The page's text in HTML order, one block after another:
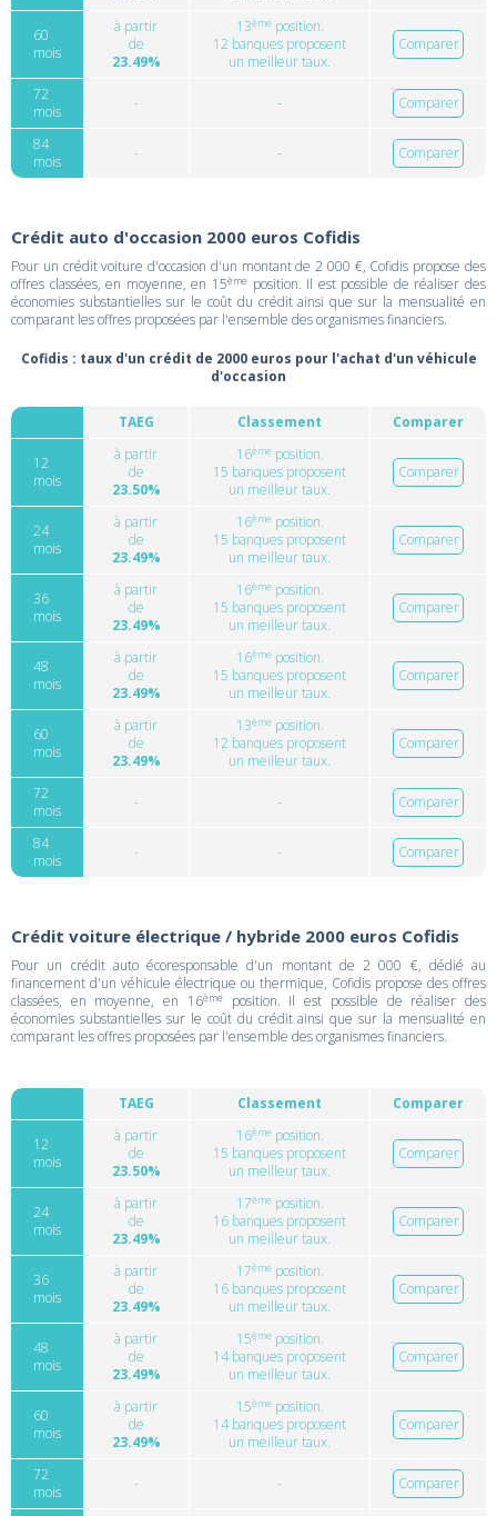
60
mois
à partir
de
23.49%
13èmeposition.
12 banques proposent
un meilleur taux.
Comparer
72
mois
- - Comparer
84
mois
- - Comparer
Crédit auto d'occasion 2000 euros Cofidis
Pour un crédit voiture d'occasion d'un montant de 2 000 €, Cofidis propose des
offres classées, en moyenne, en 15èmeposition. Il est possible de réaliser des
économies substantielles sur le coût du crédit ainsi que sur la mensualité en
comparant les offres proposées par l'ensemble des organismes financiers.
Cofidis : taux d'un crédit de 2000 euros pour l'achat d'un véhicule
d'occasion
TAEG Classement Comparer
12
mois
à partir
de
23.50%
16èmeposition.
15 banques proposent
un meilleur taux.
Comparer
24
mois
à partir
de
23.49%
16èmeposition.
15 banques proposent
un meilleur taux.
Comparer
36
mois
à partir
de
23.49%
16èmeposition.
15 banques proposent
un meilleur taux.
Comparer
48
mois
à partir
de
23.49%
16èmeposition.
15 banques proposent
un meilleur taux.
Comparer
60
mois
à partir
de
23.49%
13èmeposition.
12 banques proposent
un meilleur taux.
Comparer
72
mois
- - Comparer
84
mois
- - Comparer
Crédit voiture électrique / hybride 2000 euros Cofidis
Pour un crédit auto écoresponsable d'un montant de 2 000 €, dédié au
financement d'un véhicule électrique ou thermique, Cofidis propose des offres
classées, en moyenne, en 16èmeposition. Il est possible de réaliser des
économies substantielles sur le coût du crédit ainsi que sur la mensualité en
comparant les offres proposées par l'ensemble des organismes financiers.
TAEG Classement Comparer
12
mois
à partir
de
23.50%
16èmeposition.
15 banques proposent
un meilleur taux.
Comparer
24
mois
à partir
de
23.49%
17èmeposition.
16 banques proposent
un meilleur taux.
Comparer
36
mois
à partir
de
23.49%
17èmeposition.
16 banques proposent
un meilleur taux.
Comparer
48
mois
à partir
de
23.49%
15èmeposition.
14 banques proposent
un meilleur taux.
Comparer
60
mois
à partir
de
23.49%
15èmeposition.
14 banques proposent
un meilleur taux.
Comparer
72
mois
- - Comparer